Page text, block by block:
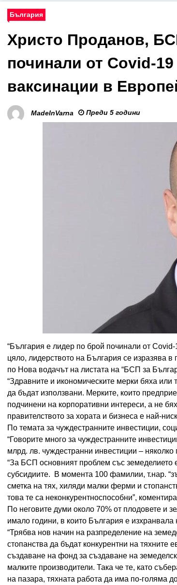
България
Христо Проданов,
починали от Covid-
ваксинации в
MadeInVarna Преди 5 години
“България е лидер по брой починали от
цяло, лидерството на България се изразява в
по Нова водачът на листата на “БСП за
“Здравните и икономическите мерки бяха или
да бъдат използвани. Мерките, които
подчинени на корпоративни интереси, а не
правителството за хората и бизнеса е най-
По темата за чуждестранните инвестиции,
“Говорите много за чуждестранните
млрд. лв. чуждестранни инвестиции –
“За БСП основният проблем със земеделието
субсидиите. В момента 100 фамилии, т.нар.
сметка на тях, хиляди малки ферми и
това те са неконкурентноспособни”,
По неговите думи около 70% от плодовете и
имало години, в които България е изхранвала
“Трябва нов начин на разпределение на
стопанства да бъдат конкурентни на тяхните
създаване на фонд за създаване на
малките производители. Така че те, като
на пазара, тяхната работа да има по-голяма